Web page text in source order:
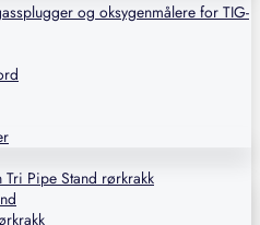
og oksygenmålere for TIG-
Tri Pipe Stand rørkrakk